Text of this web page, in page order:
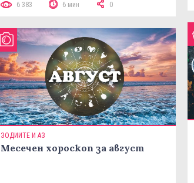
6 383 6 мин 0
ЗОДИИТЕ И АЗ
Месечен хороскоп за август